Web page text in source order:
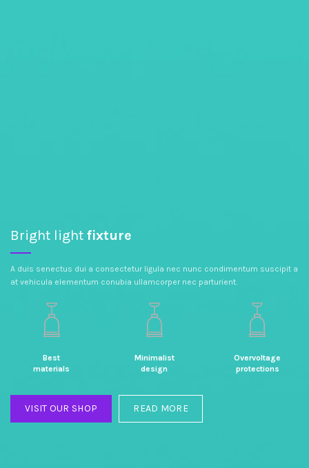
Bright light fixture
A duis senectus dui a consectetur ligula nec nunc condimentum suscipit a
at vehicula elementum conubia ullamcorper nec parturient.
Best
materials
Minimalist
design
Overvoltage
protections
VISIT OUR SHOP READ MORE